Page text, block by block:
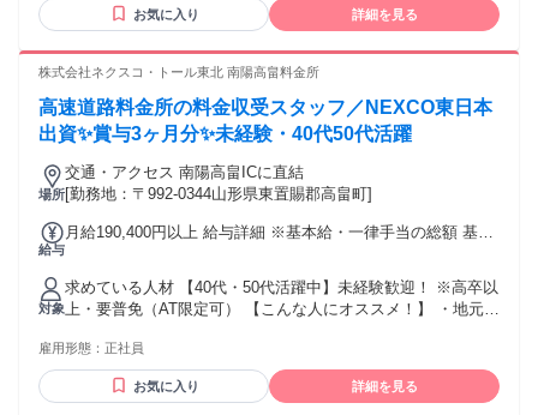
シフトです。 バックヤードでのパック詰めや品出しが中心な
です。 高時給で短時間でも効率よく稼ぎながら、自分らしい
お気に入り 詳細を見る
株式会社ネクスコ・トール東北 南陽高畠料金所
高速道路料金所の料金収受スタッフ／NEXCO東日本
出資✨賞与3ヶ月分✨未経験・40代50代活躍
場所
交通・アクセス 南陽高畠ICに直結
[勤務地：〒992-0344山形県東置賜郡高畠町]
給与
月給190,400円以上 給与詳細 ※基本給・一律手当の総額 基本
に一律で支払われる通勤・皆勤・家族手当金額：なし 全員に
一律で支払われるその他手当金額：あり 1ヶ月あたり2万4400
円 〜 ★職務手当を含んだ金額です 【以下は、別途支給しま
す】 ★通勤手当 ★扶養手当 →配偶者7000円／ 子1人につき
手当 ★深夜手当 【昇給】 年1回（令和6年度実績） 【賞与】
年2回（計3.2ヶ月分・令和6年度実績）
対象
求めている人材 【40代・50代活躍中】未経験歓迎！ ※高卒以
上・要普免（AT限定可） 【こんな人にオススメ！】 ・地元で
ど、シフト勤務の経験がある方 ・夜勤や交代勤務に慣れてい
て、生活リズムを保ちながら働きたい方 ・人と話すのが好き
で、落ち着いた対応ができる方 ・「最後の転職にしたい」
雇用形態： 正社員
お気に入り 詳細を見る